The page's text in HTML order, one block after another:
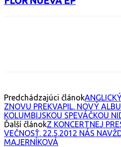
Predchádzajúci článok
ZNOVU PREKVAPIL. NOVÝ
KOLUMBIJSKOU SPEVÁČKOU
Ďalší článokZ KONCERTNEJ
VEČNOSŤ. 22.5.2012 NÁS
MAJERNÍKOVÁ